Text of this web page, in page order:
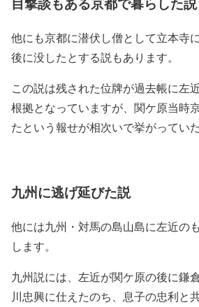
他にも京都に潜伏し僧として立本寺
後に没したとする説もあります。
この説は残された位牌が過去帳に左
根拠となっていますが、関ケ原当時
たという報せが相次いで挙がってい
九州に逃げ延びた説
他には九州・対馬の島山島に左近の
します。
九州説には、左近が関ケ原の後に鎌
川忠興に仕えたのち、息子の忠利と